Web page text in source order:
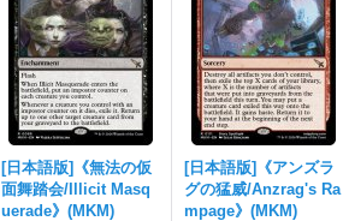
[日本語版]《無法の仮
面舞踏会/Illicit Masq
uerade》(MKM)
[日本語版]《アンズラ
グの猛威/Anzrag's Ra
mpage》(MKM)